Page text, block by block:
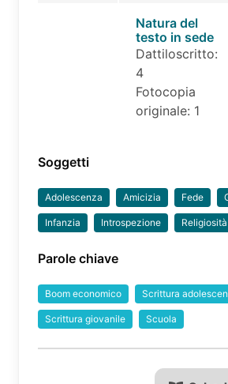
Natura del
testo in sede
Dattiloscritto:
4
Fotocopia
originale: 1
Soggetti
Adolescenza Amicizia Fede
Infanzia Introspezione Religiosità
Parole chiave
Boom economico Scrittura
Scrittura giovanile Scuola